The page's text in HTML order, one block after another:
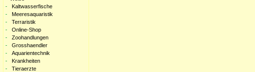
- Kaltwasserfische
- Meeresaquaristik
- Terraristik
- Online-Shop
- Zoohandlungen
- Grosshaendler
- Aquarientechnik
- Krankheiten
- Tieraerzte